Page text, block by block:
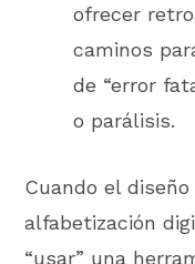
ofrecer
caminos
de “error
o parálisis.
Cuando el
alfabetización
“usar” una